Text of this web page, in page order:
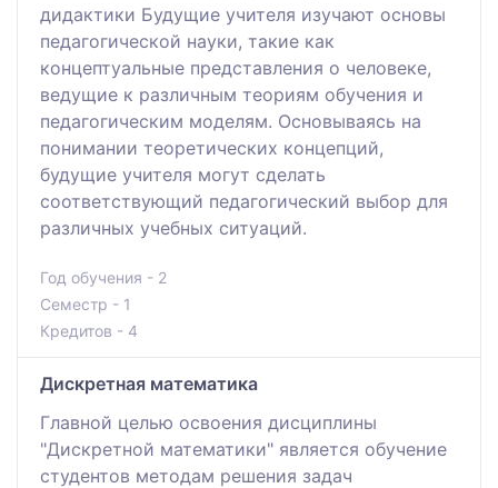
дидактики Будущие учителя изучают основы
педагогической науки, такие как
концептуальные представления о человеке,
ведущие к различным теориям обучения и
педагогическим моделям. Основываясь на
понимании теоретических концепций,
будущие учителя могут сделать
соответствующий педагогический выбор для
различных учебных ситуаций.
Год обучения - 2
Семестр - 1
Кредитов - 4
Дискретная математика
Главной целью освоения дисциплины
"Дискретной математики" является обучение
студентов методам решения задач